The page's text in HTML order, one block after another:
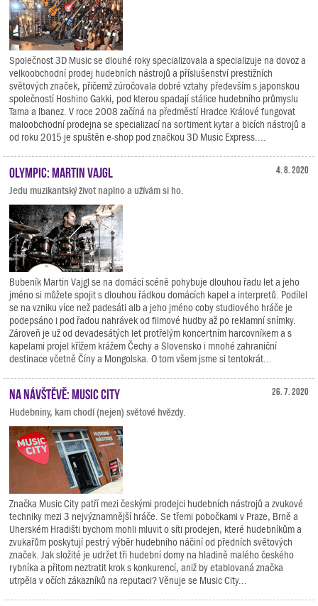
Společnost 3D Music se dlouhé roky specializovala a specializuje na dovoz a
velkoobchodní prodej hudebních nástrojů a příslušenství prestižních
světových značek, přičemž zúročovala dobré vztahy především s japonskou
společností Hoshino Gakki, pod kterou spadají stálice hudebního průmyslu
Tama a Ibanez. V roce 2008 začíná na předměstí Hradce Králové fungovat
maloobchodní prodejna se specializací na sortiment kytar a bicích nástrojů a
od roku 2015 je spuštěn e-shop pod značkou 3D Music Express....
4. 8. 2020
Olympic: Martin Vajgl
Jedu muzikantský život naplno a užívám si ho.
Bubeník Martin Vajgl se na domácí scéně pohybuje dlouhou řadu let a jeho
jméno si můžete spojit s dlouhou řádkou domácích kapel a interpretů. Podílel
se na vzniku více než padesáti alb a jeho jméno coby studiového hráče je
podepsáno i pod řadou nahrávek od filmové hudby až po reklamní snímky.
Zároveň je už od devadesátých let protřelým koncertním harcovníkem a s
kapelami projel křížem krážem Čechy a Slovensko i mnohé zahraniční
destinace včetně Číny a Mongolska. O tom všem jsme si tentokrát...
26. 7. 2020
Na návštěvě: Music City
Hudebniny, kam chodí (nejen) světové hvězdy.
Značka Music City patří mezi českými prodejci hudebních nástrojů a zvukové
techniky mezi 3 nejvýznamnější hráče. Se třemi pobočkami v Praze, Brně a
Uherském Hradišti bychom mohli mluvit o síti prodejen, které hudebníkům a
zvukařům poskytují pestrý výběr hudebního náčiní od předních světových
značek. Jak složité je udržet tři hudební domy na hladině malého českého
rybníka a přitom neztratit krok s konkurencí, aniž by etablovaná značka
utrpěla v očích zákazníků na reputaci? Věnuje se Music City...